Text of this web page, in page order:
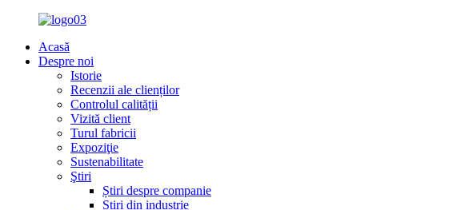
Acasă
Despre noi
Istorie
Recenzii ale clienților
Controlul calității
Vizită client
Turul fabricii
Expoziţie
Sustenabilitate
Ştiri
Știri despre companie
Știri din industrie